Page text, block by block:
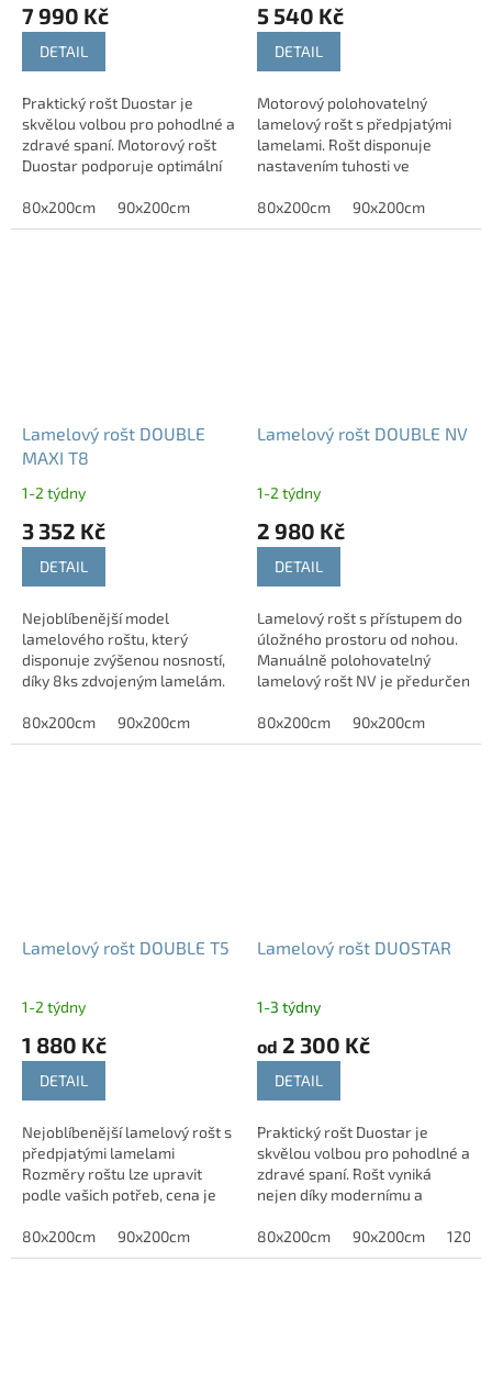
7 990 Kč
DETAIL
Praktický rošt Duostar je
skvělou volbou pro pohodlné a
zdravé spaní. Motorový rošt
Duostar podporuje optimální
Polohování roštu pomocí...
80x200cm 90x200cm
5 540 Kč
DETAIL
Motorový polohovatelný
lamelový rošt s předpjatými
lamelami. Rošt disponuje
nastavením tuhosti ve
,,páskem" a zdvojeným
lamelám. Rozměry roštu lze...
80x200cm 90x200cm
Lamelový rošt DOUBLE
MAXI T8
1-2 týdny
3 352 Kč
DETAIL
Nejoblíbenější model
lamelového roštu, který
disponuje zvýšenou nosností,
díky 8ks zdvojeným lamelám.
80x200cm 90x200cm
Lamelový rošt DOUBLE NV
1-2 týdny
2 980 Kč
DETAIL
Lamelový rošt s přístupem do
úložného prostoru od nohou.
Manuálně polohovatelný
lamelový rošt NV je předurčen
prostorem.
80x200cm 90x200cm
Lamelový rošt DOUBLE T5
1-2 týdny
1 880 Kč
DETAIL
Nejoblíbenější lamelový rošt s
předpjatými lamelami
Rozměry roštu lze upravit
podle vašich potřeb, cena je
požadovaných rozměrů a
provedení....
80x200cm 90x200cm
Lamelový rošt DUOSTAR
1-3 týdny
od 2 300 Kč
DETAIL
Praktický rošt Duostar je
skvělou volbou pro pohodlné a
zdravé spaní. Rošt vyniká
nejen díky modernímu a
lamely uložené ve dvojicích v
kaučukových...
80x200cm 90x200cm